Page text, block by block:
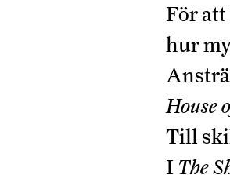
För
hur
House
Till
I The